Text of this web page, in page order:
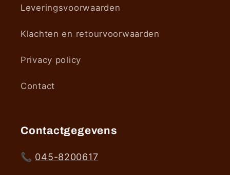
Leveringsvoorwaarden
Klachten en retourvoorwaarden
Privacy policy
Contact
Contactgegevens
📞 045-8200617